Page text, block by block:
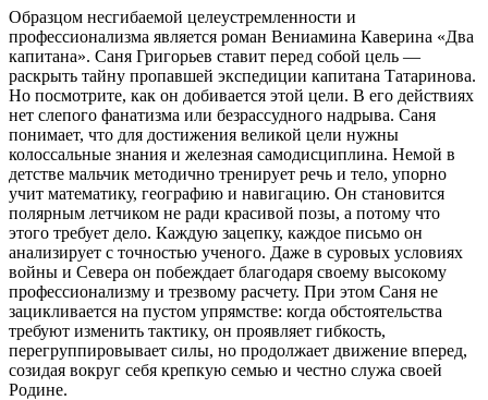
Образцом несгибаемой целеустремленности и
профессионализма является роман Вениамина Каверина «Два
капитана». Саня Григорьев ставит перед собой цель —
раскрыть тайну пропавшей экспедиции капитана Татаринова.
Но посмотрите, как он добивается этой цели. В его действиях
нет слепого фанатизма или безрассудного надрыва. Саня
понимает, что для достижения великой цели нужны
колоссальные знания и железная самодисциплина. Немой в
детстве мальчик методично тренирует речь и тело, упорно
учит математику, географию и навигацию. Он становится
полярным летчиком не ради красивой позы, а потому что
этого требует дело. Каждую зацепку, каждое письмо он
анализирует с точностью ученого. Даже в суровых условиях
войны и Севера он побеждает благодаря своему высокому
профессионализму и трезвому расчету. При этом Саня не
зацикливается на пустом упрямстве: когда обстоятельства
требуют изменить тактику, он проявляет гибкость,
перегруппировывает силы, но продолжает движение вперед,
созидая вокруг себя крепкую семью и честно служа своей
Родине.